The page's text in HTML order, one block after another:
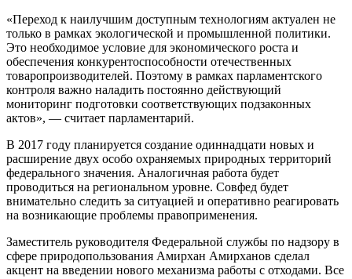
«Переход к наилучшим доступным технологиям актуален не
только в рамках экологической и промышленной политики.
Это необходимое условие для экономического роста и
обеспечения конкурентоспособности отечественных
товаропроизводителей. Поэтому в рамках парламентского
контроля важно наладить постоянно действующий
мониторинг подготовки соответствующих подзаконных
актов», — считает парламентарий.
В 2017 году планируется создание одиннадцати новых и
расширение двух особо охраняемых природных территорий
федерального значения. Аналогичная работа будет
проводиться на региональном уровне. Совфед будет
внимательно следить за ситуацией и оперативно реагировать
на возникающие проблемы правоприменения.
Заместитель руководителя Федеральной службы по надзору в
сфере природопользования Амирхан Амирханов сделал
акцент на введении нового механизма работы с отходами. Все